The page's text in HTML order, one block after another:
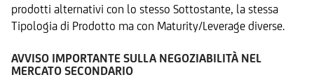
prodotti alternativi con lo stesso Sottostante, la stessa
Tipologia di Prodotto ma con Maturity/Leverage diverse.
AVVISO IMPORTANTE SULLA NEGOZIABILITÀ NEL
MERCATO SECONDARIO